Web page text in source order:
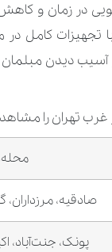
در زمان و
با تجهیزات
دیدن
تهران را
صادقیه، مرزداران،
پونک، جنت‌آباد،